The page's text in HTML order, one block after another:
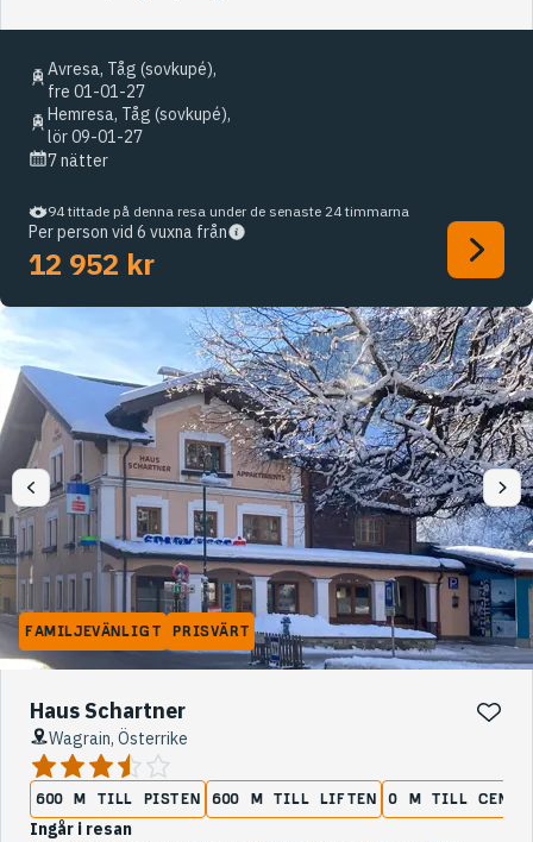
Avresa, Tåg (sovkupé),
fre 01-01-27
Hemresa, Tåg (sovkupé),
lör 09-01-27
7 nätter
94 tittade på denna resa under de senaste 24 timmarna
Per person vid 6 vuxna från
12 952 kr
FAMILJEVÄNLIGT PRISVÄRT
Haus Schartner
Wagrain, Österrike
600 M TILL PISTEN 600 M TILL LIFTEN 0 M TILL
Ingår i resan